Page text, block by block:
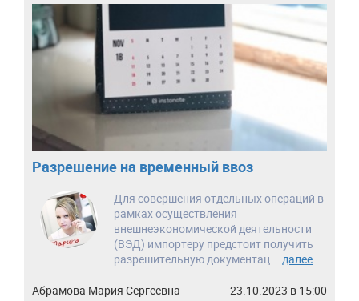
Разрешение на временный ввоз
Для совершения отдельных операций в
рамках осуществления
внешнеэкономической деятельности
(ВЭД) импортеру предстоит получить
разрешительную документац... далее
Абрамова Мария Сергеевна 23.10.2023 в 15:00